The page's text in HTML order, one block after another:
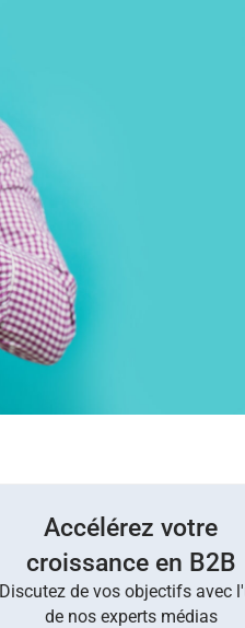
Accélérez votre
croissance en B2B
Discutez de vos objectifs avec
de nos experts médias